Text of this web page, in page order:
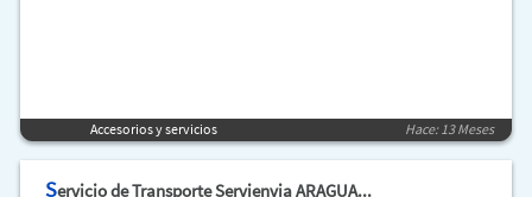
Accesorios y servicios Hace: 13 Meses
Servicio de Transporte Servienvia ARAGUA...